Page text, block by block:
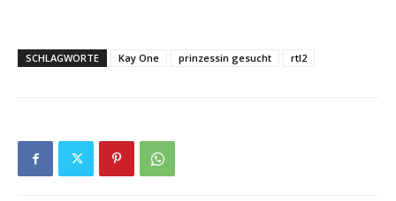
SCHLAGWORTE Kay One prinzessin gesucht rtl2